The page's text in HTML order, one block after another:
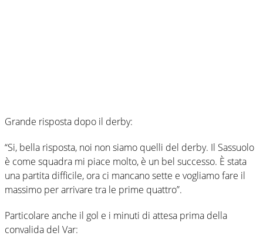
Grande risposta dopo il derby:
“Si, bella risposta, noi non siamo quelli del derby. Il Sassuolo
è come squadra mi piace molto, è un bel successo. È stata
una partita difficile, ora ci mancano sette e vogliamo fare il
massimo per arrivare tra le prime quattro”.
Particolare anche il gol e i minuti di attesa prima della
convalida del Var: